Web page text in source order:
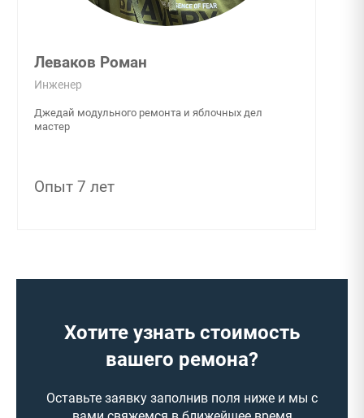
Леваков Роман
Инженер
Джедай модульного ремонта и яблочных дел
мастер
Опыт 7 лет
Хотите узнать стоимость
вашего ремона?
Оставьте заявку заполнив поля ниже и мы с